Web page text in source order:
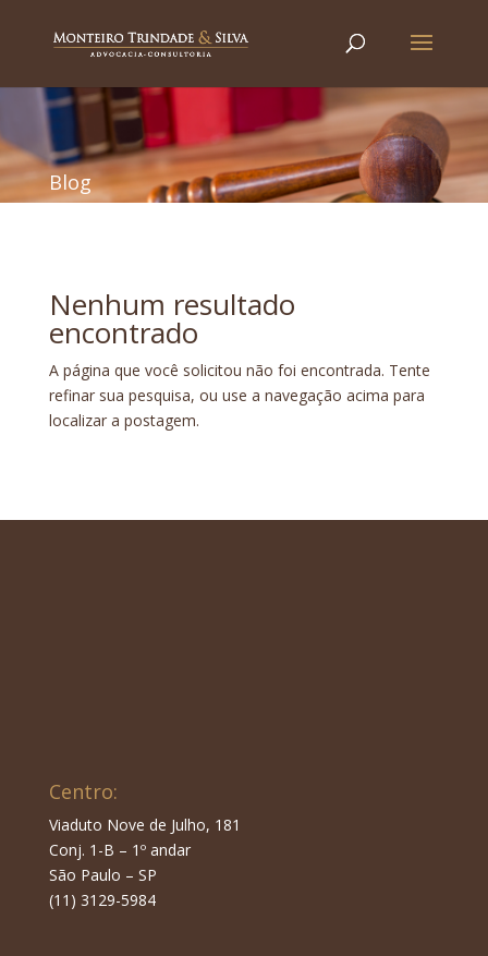
Blog
Nenhum resultado
encontrado
A página que você solicitou não foi encontrada. Tente
refinar sua pesquisa, ou use a navegação acima para
localizar a postagem.
Centro:
Viaduto Nove de Julho, 181
Conj. 1-B – 1º andar
São Paulo – SP
(11) 3129-5984